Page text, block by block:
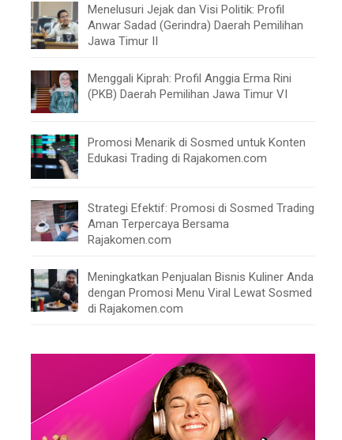
Menelusuri Jejak dan Visi Politik: Profil
Anwar Sadad (Gerindra) Daerah Pemilihan
Jawa Timur II
Menggali Kiprah: Profil Anggia Erma Rini
(PKB) Daerah Pemilihan Jawa Timur VI
Promosi Menarik di Sosmed untuk Konten
Edukasi Trading di Rajakomen.com
Strategi Efektif: Promosi di Sosmed Trading
Aman Terpercaya Bersama
Rajakomen.com
Meningkatkan Penjualan Bisnis Kuliner Anda
dengan Promosi Menu Viral Lewat Sosmed
di Rajakomen.com